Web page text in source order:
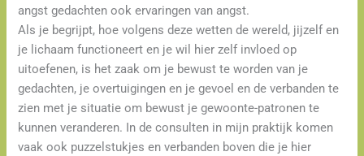
angst gedachten ook ervaringen van angst.
Als je begrijpt, hoe volgens deze wetten de wereld, jijzelf en
je lichaam functioneert en je wil hier zelf invloed op
uitoefenen, is het zaak om je bewust te worden van je
gedachten, je overtuigingen en je gevoel en de verbanden te
zien met je situatie om bewust je gewoonte-patronen te
kunnen veranderen. In de consulten in mijn praktijk komen
vaak ook puzzelstukjes en verbanden boven die je hier